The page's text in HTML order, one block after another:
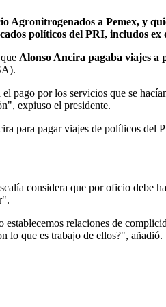
a Pemex, y
políticos del PRI, includos
Alonso Ancira pagaba viajes a
pago por los servicios que se
expiuso el presidente.
para pagar viajes de políticos del
considera que por oficio debe
relaciones de
lo que es trabajo de ellos?", añadió.